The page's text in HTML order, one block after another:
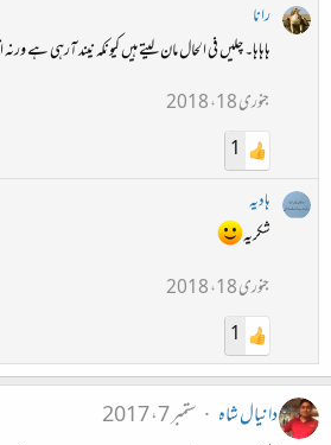
رانا
ہاہاہا۔ چلیں فی الحال مان لیتے ہیں کیونکہ نیند آرہی ہے
جنوری 18، 2018
1
ہادیہ
شکریہ
جنوری 18، 2018
1
دانیال شاہ
ستمبر 7، 2017